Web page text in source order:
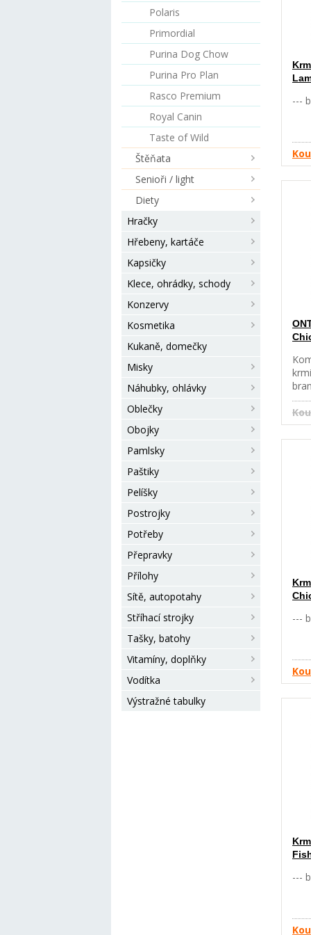
Polaris
Primordial
Purina Dog Chow
Purina Pro Plan
Rasco Premium
Royal Canin
Taste of Wild
Štěňata
Senioři / light
Diety
Hračky
Hřebeny, kartáče
Kapsičky
Klece, ohrádky, schody
Konzervy
Kosmetika
Kukaně, domečky
Misky
Náhubky, ohlávky
Oblečky
Obojky
Pamlsky
Paštiky
Pelíšky
Postrojky
Potřeby
Přepravky
Přílohy
Sítě, autopotahy
Stříhací strojky
Tašky, batohy
Vitamíny, doplňky
Vodítka
Výstražné tabulky
viz
---
ve
---
---